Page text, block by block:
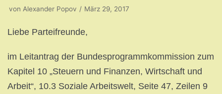
von Alexander Popov März 29, 2017
Liebe Parteifreunde,
im Leitantrag der Bundesprogrammkommission zum
Kapitel 10 „Steuern und Finanzen, Wirtschaft und
Arbeit“, 10.3 Soziale Arbeitswelt, Seite 47, Zeilen 9